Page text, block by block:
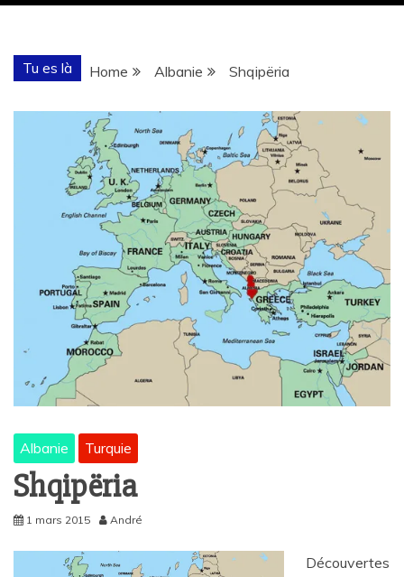
Tu es là Home Albanie Shqipëria
Albanie Turquie
Shqipëria
1 mars 2015 André
Découvertes